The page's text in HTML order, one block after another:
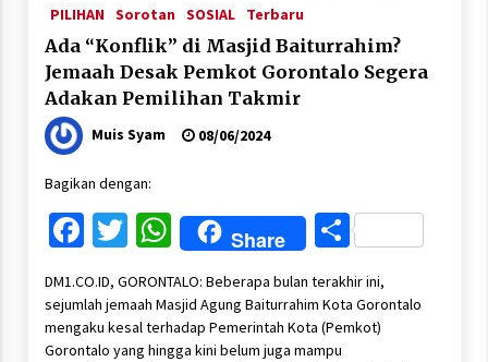
PILIHAN Sorotan SOSIAL Terbaru
Ada “Konflik” di Masjid Baiturrahim?
Jemaah Desak Pemkot Gorontalo Segera
Adakan Pemilihan Takmir
Muis Syam 08/06/2024
Bagikan dengan:
Facebook
Twitter
WhatsApp
Share Share
DM1.CO.ID, GORONTALO: Beberapa bulan terakhir ini,
sejumlah jemaah Masjid Agung Baiturrahim Kota Gorontalo
mengaku kesal terhadap Pemerintah Kota (Pemkot)
Gorontalo yang hingga kini belum juga mampu